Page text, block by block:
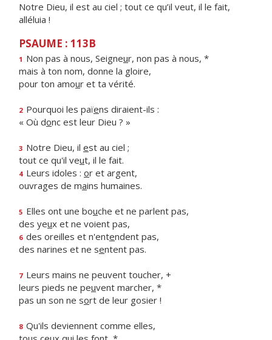
Notre Dieu, il est au ciel ; tout ce qu’il veut, il le fait,
alléluia !
PSAUME : 113B
1 Non pas à nous, Seigneur, non pas à nous, *
mais à ton nom, donne la gloire,
pour ton amour et ta vérité.
2 Pourquoi les païens diraient-ils :
« Où donc est leur Dieu ? »
3 Notre Dieu, il est au ciel ;
tout ce qu'il veut, il le fait.
4 Leurs idoles : or et argent,
ouvrages de mains humaines.
5 Elles ont une bouche et ne parlent pas,
des yeux et ne voient pas,
6 des oreilles et n'entendent pas,
des narines et ne sentent pas.
7 Leurs mains ne peuvent toucher, +
leurs pieds ne peuvent marcher, *
pas un son ne sort de leur gosier !
8 Qu'ils deviennent comme elles,